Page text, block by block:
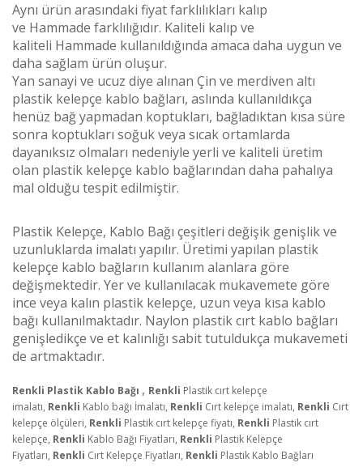
Aynı ürün arasındaki fiyat farklılıkları kalıp
ve Hammade farklılığıdır. Kaliteli kalıp ve
kaliteli Hammade kullanıldığında amaca daha uygun ve
daha sağlam ürün oluşur.
Yan sanayi ve ucuz diye alınan Çin ve merdiven altı
plastik kelepçe kablo bağları, aslında kullanıldıkça
henüz bağ yapmadan koptukları, bağladıktan kısa süre
sonra koptukları soğuk veya sıcak ortamlarda
dayanıksız olmaları nedeniyle yerli ve kaliteli üretim
olan plastik kelepçe kablo bağlarından daha pahalıya
mal olduğu tespit edilmiştir.
Plastik Kelepçe, Kablo Bağı çeşitleri değişik genişlik ve
uzunluklarda imalatı yapılır. Üretimi yapılan plastik
kelepçe kablo bağların kullanım alanlara göre
değişmektedir. Yer ve kullanılacak mukavemete göre
ince veya kalın plastik kelepçe, uzun veya kısa kablo
bağı kullanılmaktadır. Naylon plastik cırt kablo bağları
genişledikçe ve et kalınlığı sabit tutuldukça mukavemeti
de artmaktadır.
Renkli Plastik Kablo Bağı , Renkli Plastik cırt kelepçe
imalatı, Renkli Kablo bağı İmalatı, Renkli Cırt kelepçe imalatı, Renkli Cırt
kelepçe ölçüleri, Renkli Plastik cırt kelepçe fiyatı, Renkli Plastik cırt
kelepçe, Renkli Kablo Bağı Fiyatları, Renkli Plastik Kelepçe
Fiyatları, Renkli Cırt Kelepçe Fiyatları, Renkli Plastik Kablo Bağları